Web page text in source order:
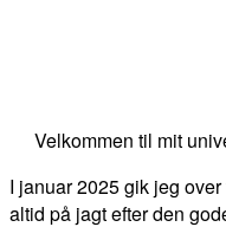
Velkommen til mit
I januar 2025 gik jeg
altid på jagt efter den